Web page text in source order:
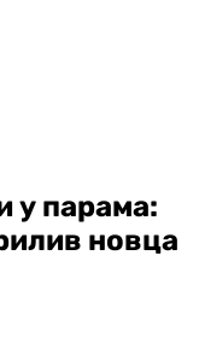
у парама:
новца